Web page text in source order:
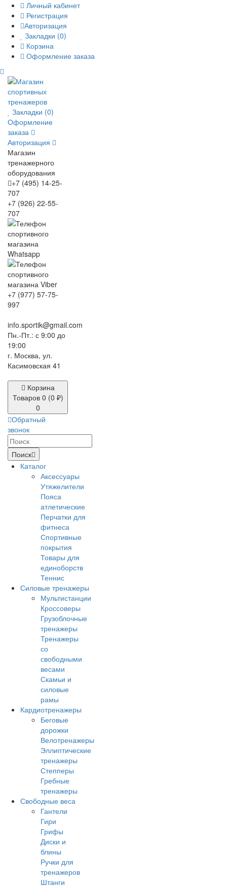
Личный кабинет
Регистрация
Авторизация
Закладки (0)
Корзина
Оформление заказа
Закладки (0)
Оформление
заказа
Авторизация
Магазин
тренажерного
оборудования
+7 (495) 14-25-
707
+7 (926) 22-55-
707
+7 (977) 57-75-
997
info.sportik@gmail.com
Пн.-Пт.: с 9:00 до
19:00
г. Москва, ул.
Касимовская 41
Корзина
Товаров 0 (0 ₽)
0
Обратный
звонок
Поиск
Каталог
Аксессуары
Утяжелители
Пояса
атлетические
Перчатки для
фитнеса
Спортивные
покрытия
Товары для
единоборств
Теннис
Силовые тренажеры
Мультистанции
Кроссоверы
Грузоблочные
тренажеры
Тренажеры
со
свободными
весами
Скамьи и
силовые
рамы
Кардиотренажеры
Беговые
дорожки
Велотренажеры
Эллиптические
тренажеры
Степперы
Гребные
тренажеры
Свободные веса
Гантели
Гири
Грифы
Диски и
блины
Ручки для
тренажеров
Штанги